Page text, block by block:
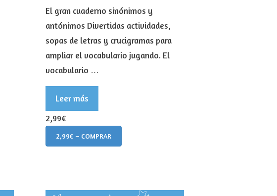
El gran cuaderno sinónimos y
antónimos Divertidas actividades,
sopas de letras y crucigramas para
ampliar el vocabulario jugando. El
vocabulario …
Leer más
2,99€
2,99€ – COMPRAR